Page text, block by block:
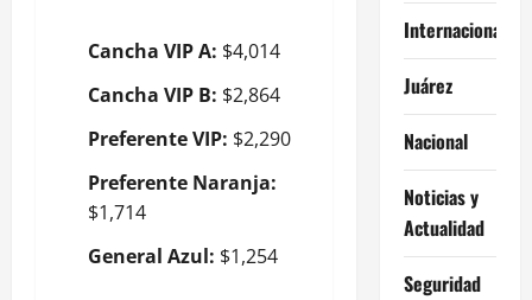
Cancha VIP A: $4,014
Cancha VIP B: $2,864
Preferente VIP: $2,290
Preferente Naranja:
$1,714
General Azul: $1,254
Internacional
Juárez
Nacional
Noticias y
Actualidad
Seguridad